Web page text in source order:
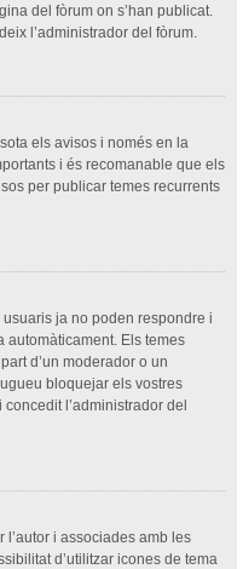
del fòrum on s’han publicat.
l’administrador del fòrum.
els avisos i només en la
i és recomanable que els
per publicar temes recurrents
ja no poden respondre i
Els temes
d’un moderador o un
bloquejar els vostres
l’administrador del
l’autor i associades amb les
d’utilitzar icones de tema